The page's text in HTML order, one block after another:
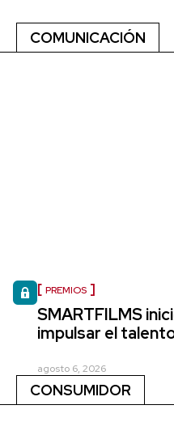
COMUNICACIÓN
PREMIOS
SMARTFILMS
impulsar el
agosto 6, 2026
CONSUMIDOR